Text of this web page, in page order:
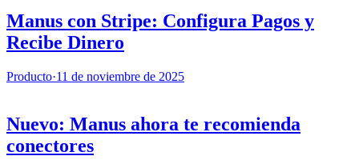
Manus con Stripe: Configura Pagos y
Recibe Dinero
Producto·11 de noviembre de 2025
Nuevo: Manus ahora te recomienda
conectores